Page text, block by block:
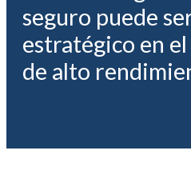
seguro puede
estratégico en
de alto